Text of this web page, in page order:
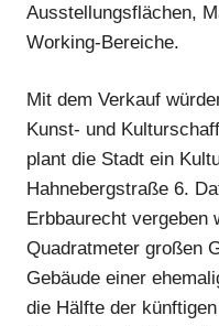
Ausstellungsflächen,
Working-Bereiche.
Mit dem Verkauf
Kunst- und
plant die Stadt ein
Hahnebergstraße 6.
Erbbaurecht vergeben
Quadratmeter großen
Gebäude einer
die Hälfte der